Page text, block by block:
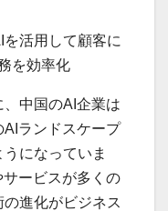
活用して顧客に
を効率化
中国のAI企業は
ランドスケープ
になっていま
ービスが多くの
進化がビジネス